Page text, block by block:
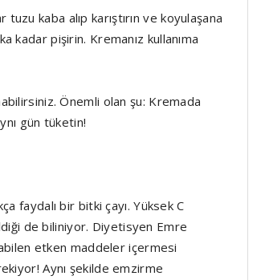
kaba alıp karıştırın ve koyulaşana
kadar pişirin. Kremanız kullanıma
Önemli olan şu: Kremada
gün tüketin!
faydalı bir bitki çayı. Yüksek C
de biliniyor. Diyetisyen Emre
etken maddeler içermesi
Aynı şekilde emzirme